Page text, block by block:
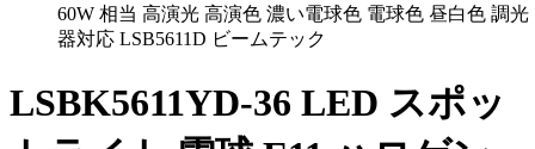
60W 相当 高演光 高演色 濃い電球色 電球色 昼白色 調光
器対応 LSB5611D ビームテック
LSBK5611YD-36 LED スポッ